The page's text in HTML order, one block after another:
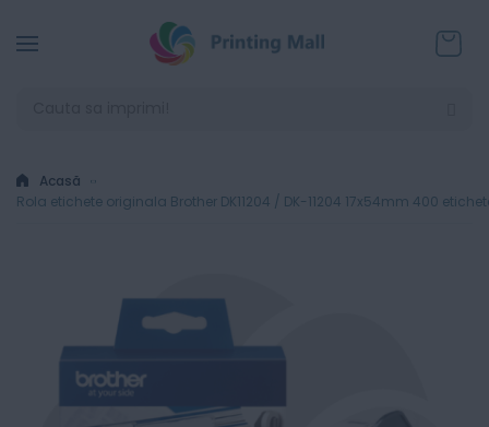
Acasă
Rola etichete originala Brother DK11204 / DK-11204 17x54mm 400